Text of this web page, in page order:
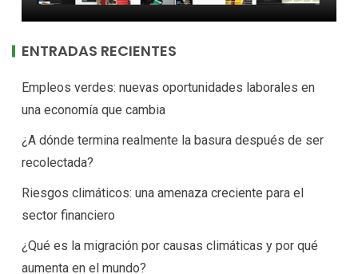
ENTRADAS RECIENTES
Empleos verdes: nuevas oportunidades laborales en
una economía que cambia
¿A dónde termina realmente la basura después de ser
recolectada?
Riesgos climáticos: una amenaza creciente para el
sector financiero
¿Qué es la migración por causas climáticas y por qué
aumenta en el mundo?